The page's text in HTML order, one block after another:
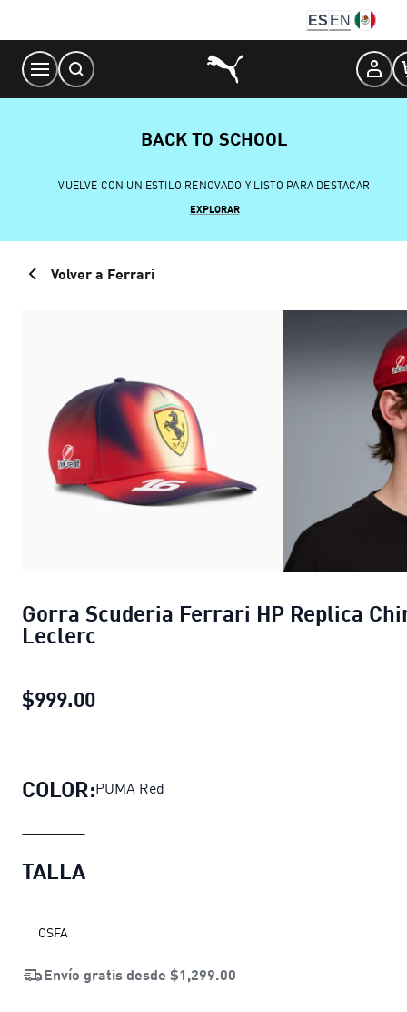
Content
ES EN
BACK TO SCHOOL
VUELVE CON UN ESTILO RENOVADO Y LISTO PARA DESTACAR
EXPLORAR
Volver a Ferrari
Gorra Scuderia Ferrari HP Replica
Leclerc
$999.00
COLOR:PUMA Red
TALLA
OSFA
Envío gratis desde $1,299.00